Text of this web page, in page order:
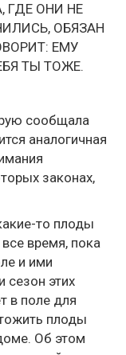
ГДЕ ОНИ НЕ
ОБЯЗАН
ЕМУ
ТЫ ТОЖЕ.
сообщала
аналогичная
законах,
то плоды
все время, пока
и ими
сезон этих
в поле для
плоды
Об этом